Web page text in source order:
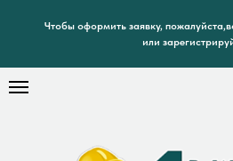
Чтобы оформить заявку,
или